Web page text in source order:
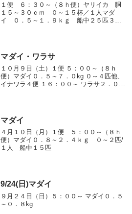
１便 ６：３０～（８ｈ便）ヤリイカ 胴
１５～３０ｃｍ ０～１５杯／１人マダ
イ ０．５～１．９ｋｇ 船中２５匹３
マダイ・ワラサ
１０月９日（土）１便 ５：００～（８ｈ
便）マダイ０．５～７．０kg ０～４匹他、
イナワラ４便 １６：００～ ワラサ２．０kg
マダイ
４月１０日（月）１便 ５：００～（８ｈ
便）マダイ０．８～２．４ｋｇ ０～２匹/
１人 船中１５匹
9/24(日)マダイ
９月２４日（日）５：００～ マダイ０．５
～０．８kg